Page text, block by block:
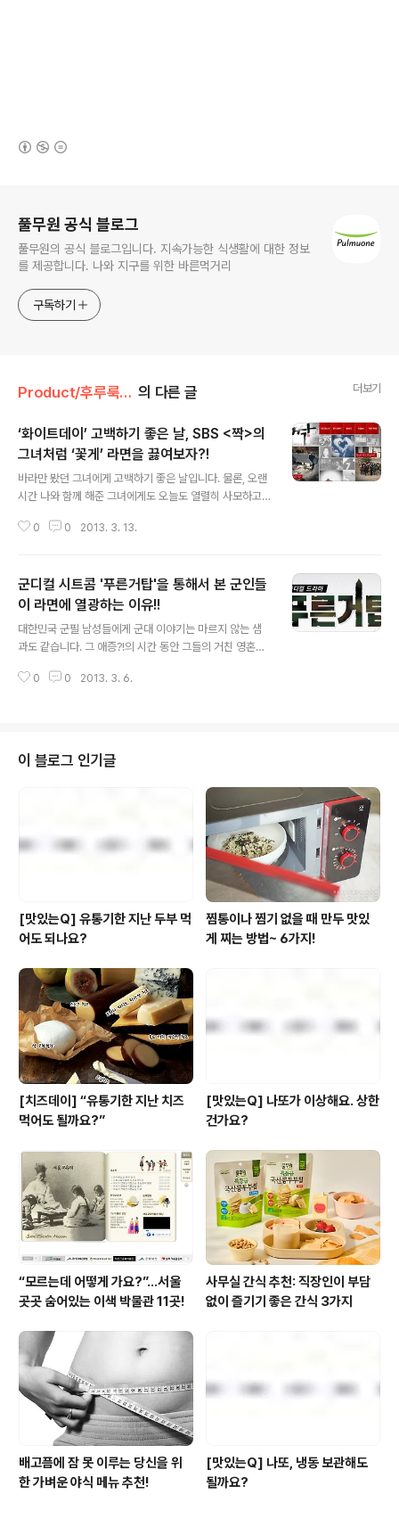
풀무원 공식 블로그
풀무원의 공식 블로그입니다. 지속가능한 식생활에 대한 정보
를 제공합니다. 나와 지구를 위한 바른먹거리
구독하기
Product/후루룩! 라면데이 의 다른 글 더보기
‘화이트데이’ 고백하기 좋은 날, SBS <짝>의
그녀처럼 ‘꽃게’ 라면을 끓여보자?!
바라만 봤던 그녀에게 고백하기 좋은 날입니다. 물론, 오랜
시간 나와 함께 해준 그녀에게도 오늘도 열렬히 사모하고
지요. ^^ ;; 두두둥~! 올해도 어김없이 ‘화이트데이’가 돌아
반장이 인터넷을 달달달달- 뒤져본 결과, 흐흠.. 범인은 이
안에 있어!...가 아니라... ‘화이트데이’는 “모리나가”라는
일본 제과회사가 재고를 처분하려고 만든 날이고, 원래는
‘마시멜로’를 주는 날로 만들었기 때문에 마시멜로의 색을
시아에서 3월 꽃샘추위를 이길 수 있도록 보드카를 선물
0 0 2013. 3. 13.
군디컬 시트콤 '푸른거탑'을 통해서 본 군인들
이 라면에 열광하는 이유!!
대한민국 군필 남성들에게 군대 이야기는 마르지 않는 샘
과도 같습니다. 그 애증?!의 시간 동안 그들의 거친 영혼을
지 라면(일명 '뽀글이')은 정통 이탈리안 레스토랑의 수만
대 묘사로 뜨거운 공감을 얻고 있는 tvN 군디컬 시트콤 에
서도 일찌감치 라면이 등장했지 말입니다. (매주 수요일 밤
마다 어깨를 들썩이며 웃다가 잠이 드는 건 모두 이 여섯 명
의 국군 장병님들 덕분~! ^^) 국내 최초의 군 시츄에이션
드라마! 남자라면 누구나 갖고 있는 군 생활에 대한 추억을
하얀거탑과 같은 메디컬..
0 0 2013. 3. 6.
이 블로그 인기글
[맛있는Q] 유통기한 지난 두부 먹
어도 되나요?
찜통이나 찜기 없을 때 만두 맛있
게 찌는 방법~ 6가지!
[치즈데이] “유통기한 지난 치즈
먹어도 될까요?”
[맛있는Q] 나또가 이상해요. 상한
건가요?
“모르는데 어떻게 가요?”...서울
곳곳 숨어있는 이색 박물관 11곳!
사무실 간식 추천: 직장인이 부담
없이 즐기기 좋은 간식 3가지
배고픔에 잠 못 이루는 당신을 위
한 가벼운 야식 메뉴 추천!
[맛있는Q] 나또, 냉동 보관해도
될까요?